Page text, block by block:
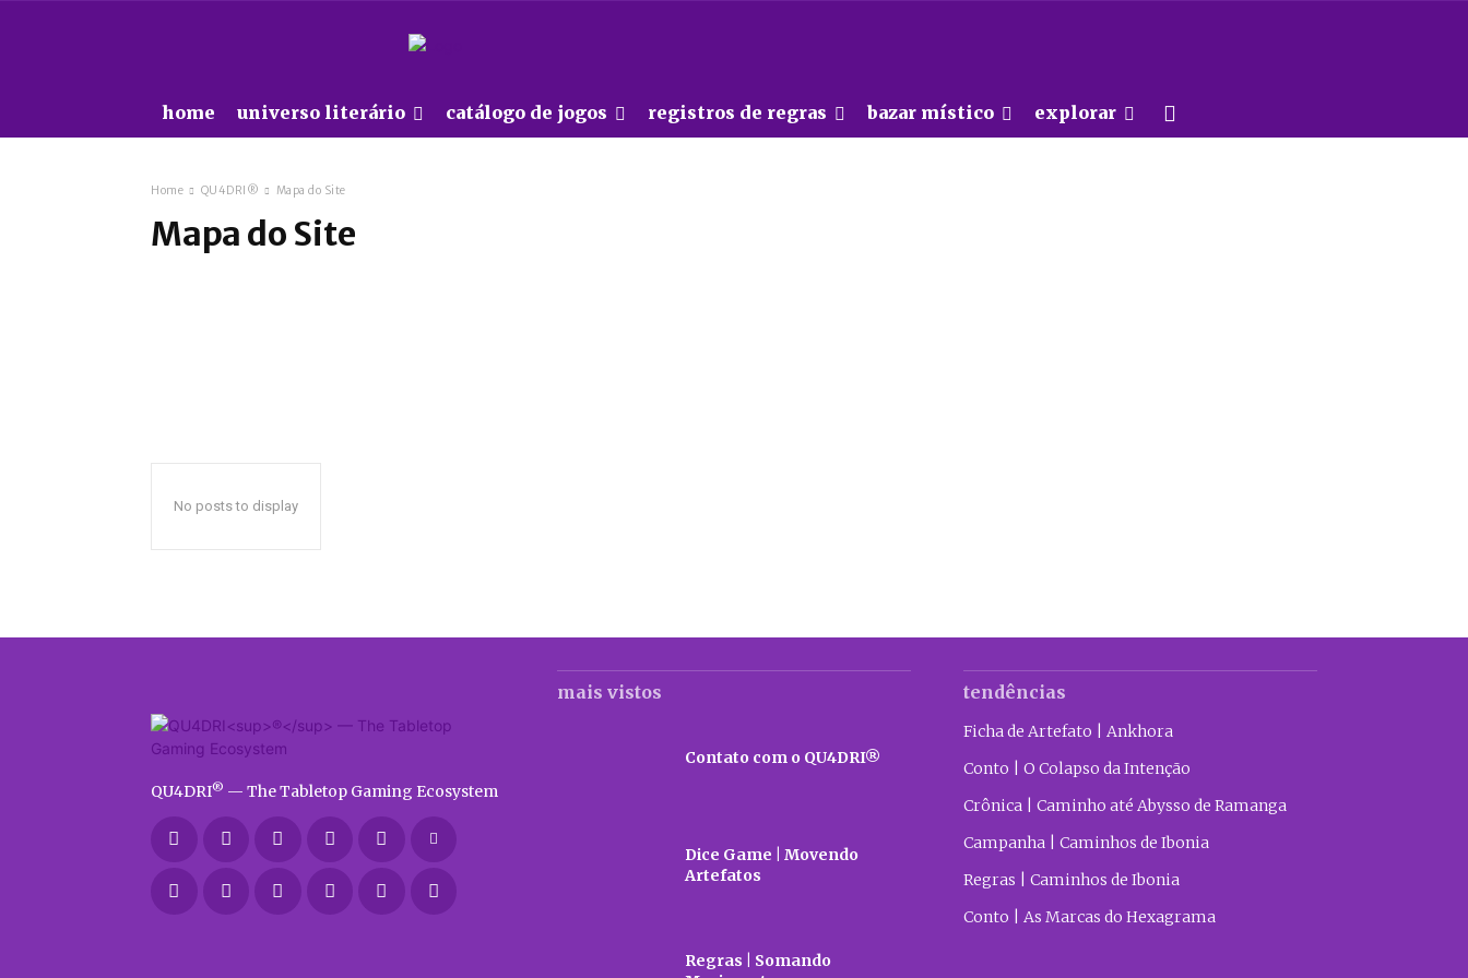
home universo literário catálogo de jogos registros de regras bazar místico explorar
Home QU4DRI® Mapa do Site
Mapa do Site
No posts to display
QU4DRI® — The Tabletop Gaming Ecosystem
mais vistos
Contato com o QU4DRI®
Dice Game | Movendo
Artefatos
Regras | Somando
tendências
Ficha de Artefato | Ankhora
Conto | O Colapso da Intenção
Crônica | Caminho até Abysso de Ramanga
Campanha | Caminhos de Ibonia
Regras | Caminhos de Ibonia
Conto | As Marcas do Hexagrama